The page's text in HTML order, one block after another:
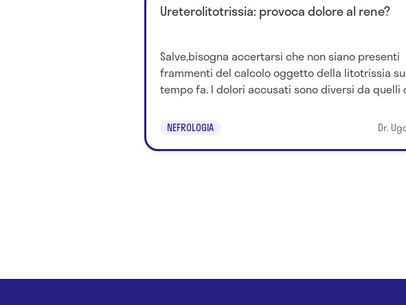
Ureterolitotrissia: provoca dolore al rene?
Salve,bisogna accertarsi che non siano presenti
frammenti del calcolo oggetto della litotrissia
tempo fa. I dolori accusati sono diversi da quelli
NEFROLOGIA Dr.